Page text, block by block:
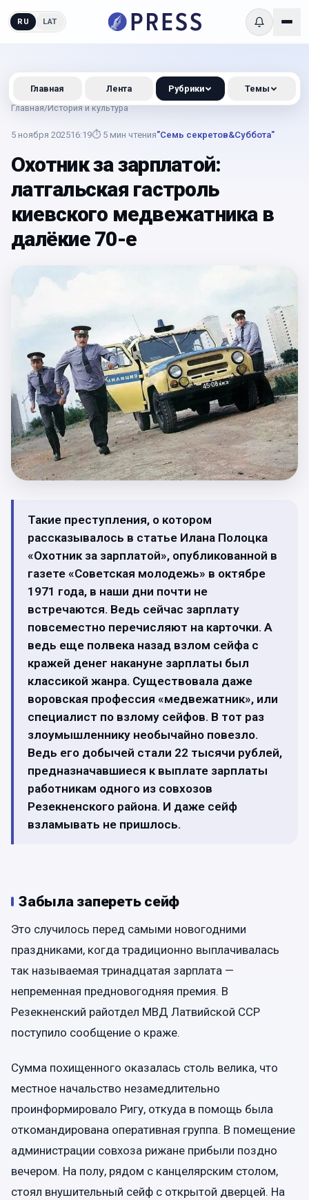
RU LAT
Главная/История и культура
5 ноября 202516:19⏱ 5 мин чтения"Семь секретов&Суббота"
Охотник за зарплатой:
латгальская гастроль
киевского медвежатника в
далёкие 70-е
Такие преступления, о котором
рассказывалось в статье Илана Полоцка
«Охотник за зарплатой», опубликованной в
газете «Советская молодежь» в октябре
1971 года, в наши дни почти не
встречаются. Ведь сейчас зарплату
повсеместно перечисляют на карточки. А
ведь еще полвека назад взлом сейфа с
кражей денег накануне зарплаты был
классикой жанра. Существовала даже
воровская профессия «медвежатник», или
специалист по взлому сейфов. В тот раз
злоумышленнику необычайно повезло.
Ведь его добычей стали 22 тысячи рублей,
предназначавшиеся к выплате зарплаты
работникам одного из совхозов
Резекненского района. И даже сейф
взламывать не пришлось.
Забыла запереть сейф
Это случилось перед самыми новогодними
праздниками, когда традиционно выплачивалась
так называемая тринадцатая зарплата —
непременная предновогодняя премия. В
Резекненский райотдел МВД Латвийской ССР
поступило сообщение о краже.
Сумма похищенного оказалась столь велика, что
местное начальство незамедлительно
проинформировало Ригу, откуда в помощь была
откомандирована оперативная группа. В помещение
администрации совхоза рижане прибыли поздно
вечером. На полу, рядом с канцелярским столом,
стоял внушительный сейф с открытой дверцей. На
Главная Лента Рубрики Темы